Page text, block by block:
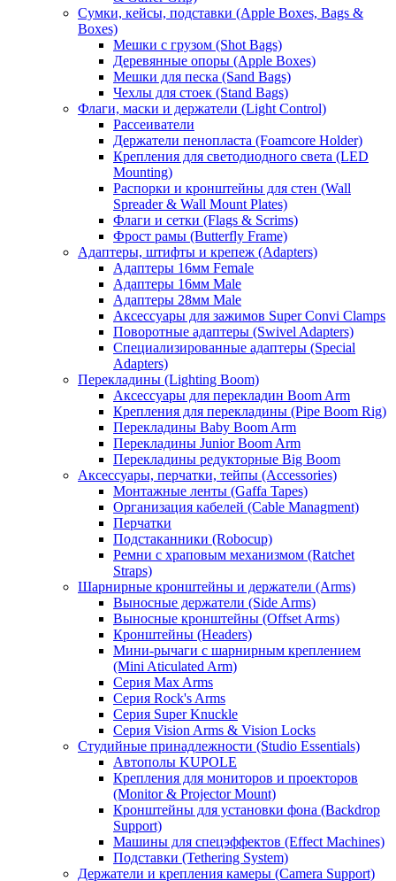
Сумки, кейсы, подставки (Apple Boxes, Bags &
Boxes)
Мешки с грузом (Shot Bags)
Деревянные опоры (Apple Boxes)
Мешки для песка (Sand Bags)
Чехлы для стоек (Stand Bags)
Флаги, маски и держатели (Light Control)
Рассеиватели
Держатели пенопласта (Foamcore Holder)
Крепления для светодиодного света (LED
Mounting)
Распорки и кронштейны для стен (Wall
Spreader & Wall Mount Plates)
Флаги и сетки (Flags & Scrims)
Фрост рамы (Butterfly Frame)
Адаптеры, штифты и крепеж (Adapters)
Адаптеры 16мм Female
Адаптеры 16мм Male
Адаптеры 28мм Male
Аксессуары для зажимов Super Convi Clamps
Поворотные адаптеры (Swivel Adapters)
Специализированные адаптеры (Special
Adapters)
Перекладины (Lighting Boom)
Аксессуары для перекладин Boom Arm
Крепления для перекладины (Pipe Boom Rig)
Перекладины Baby Boom Arm
Перекладины Junior Boom Arm
Перекладины редукторные Big Boom
Аксессуары, перчатки, тейпы (Accessories)
Монтажные ленты (Gaffa Tapes)
Организация кабелей (Cable Managment)
Перчатки
Подстаканники (Robocup)
Ремни с храповым механизмом (Ratchet
Straps)
Шарнирные кронштейны и держатели (Arms)
Выносные держатели (Side Arms)
Выносные кронштейны (Offset Arms)
Кронштейны (Headers)
Мини-рычаги с шарнирным креплением
(Mini Aticulated Arm)
Серия Max Arms
Серия Rock's Arms
Серия Super Knuckle
Серия Vision Arms & Vision Locks
Студийные принадлежности (Studio Essentials)
Автополы KUPOLE
Крепления для мониторов и проекторов
(Monitor & Projector Mount)
Кронштейны для установки фона (Backdrop
Support)
Машины для спецэффектов (Effect Machines)
Подставки (Tethering System)
Держатели и крепления камеры (Camera Support)